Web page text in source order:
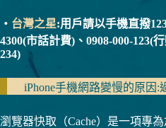
・ 台灣之星:用戶請以手機直撥
4300(市話計費)、0908-000-123(
234)
iPhone手機網路變慢的原因:
瀏覽器快取（Cache）是一項專